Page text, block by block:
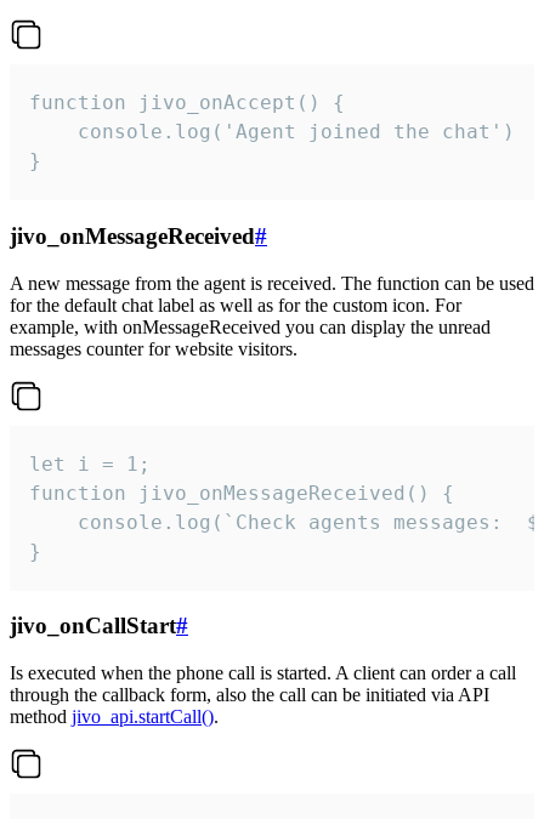
function jivo_onAccept() {
}
jivo_onMessageReceived#
A new message from the agent is received. The function can be used
for the default chat label as well as for the custom icon. For
example, with onMessageReceived you can display the unread
messages counter for website visitors.
let i = 1;
function jivo_onMessageReceived() {
}
jivo_onCallStart#
Is executed when the phone call is started. A client can order a call
through the callback form, also the call can be initiated via API
method jivo_api.startCall().